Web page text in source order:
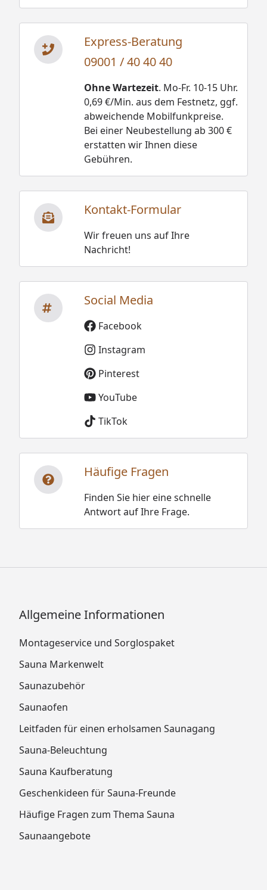
Express-Beratung
09001 / 40 40 40
Ohne Wartezeit. Mo-Fr. 10-15 Uhr.
0,69 €/Min. aus dem Festnetz, ggf.
abweichende Mobilfunkpreise.
Bei einer Neubestellung ab 300 €
erstatten wir Ihnen diese
Gebühren.
Kontakt-Formular
Wir freuen uns auf Ihre
Nachricht!
Social Media
Facebook
Instagram
Pinterest
YouTube
TikTok
Häufige Fragen
Finden Sie hier eine schnelle
Antwort auf Ihre Frage.
Allgemeine Informationen
Montageservice und Sorglospaket
Sauna Markenwelt
Saunazubehör
Saunaofen
Leitfaden für einen erholsamen Saunagang
Sauna-Beleuchtung
Sauna Kaufberatung
Geschenkideen für Sauna-Freunde
Häufige Fragen zum Thema Sauna
Saunaangebote